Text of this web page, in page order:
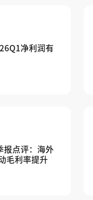
净利润有
报点评：海外
毛利率提升